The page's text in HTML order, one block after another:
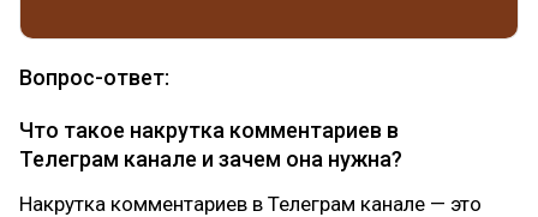
Вопрос-ответ:
Что такое накрутка комментариев в
Телеграм канале и зачем она нужна?
Накрутка комментариев в Телеграм канале — это